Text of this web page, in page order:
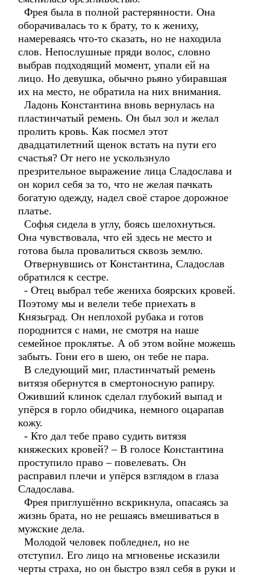
Фрея была в полной растерянности. Она
оборачивалась то к брату, то к жениху,
намереваясь что-то сказать, но не находила
слов. Непослушные пряди волос, словно
выбрав подходящий момент, упали ей на
лицо. Но девушка, обычно рьяно убиравшая
их на место, не обратила на них внимания.
Ладонь Константина вновь вернулась на
пластинчатый ремень. Он был зол и желал
пролить кровь. Как посмел этот
двадцатилетний щенок встать на пути его
счастья? От него не ускользнуло
презрительное выражение лица Сладослава и
он корил себя за то, что не желая пачкать
богатую одежду, надел своё старое дорожное
платье.
Софья сидела в углу, боясь шелохнуться.
Она чувствовала, что ей здесь не место и
готова была провалиться сквозь землю.
Отвернувшись от Константина, Сладослав
обратился к сестре.
- Отец выбрал тебе жениха боярских кровей.
Поэтому мы и велели тебе приехать в
Князьград. Он неплохой рубака и готов
породнится с нами, не смотря на наше
семейное проклятье. А об этом войне можешь
забыть. Гони его в шею, он тебе не пара.
В следующий миг, пластинчатый ремень
витязя обернутся в смертоносную рапиру.
Оживший клинок сделал глубокий выпад и
упёрся в горло обидчика, немного оцарапав
кожу.
- Кто дал тебе право судить витязя
княжеских кровей? – В голосе Константина
проступило право – повелевать. Он
расправил плечи и упёрся взглядом в глаза
Сладослава.
Фрея приглушённо вскрикнула, опасаясь за
жизнь брата, но не решаясь вмешиваться в
мужские дела.
Молодой человек побледнел, но не
отступил. Его лицо на мгновенье исказили
черты страха, но он быстро взял себя в руки и